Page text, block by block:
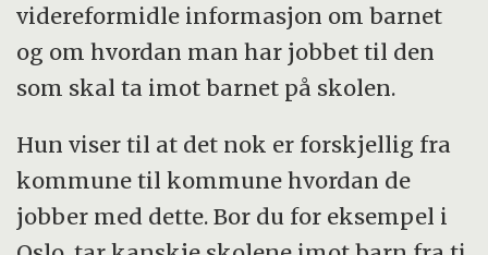
videreformidle informasjon om barnet
og om hvordan man har jobbet til den
som skal ta imot barnet på skolen.
Hun viser til at det nok er forskjellig fra
kommune til kommune hvordan de
jobber med dette. Bor du for eksempel i